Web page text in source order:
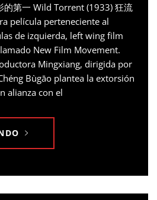
的第一 Wild Torrent (1933) 狂流
película perteneciente al
de izquierda, left wing film
New Film Movement.
Mingxiang, dirigida por
Bùgāo plantea la extorsión
alianza con el